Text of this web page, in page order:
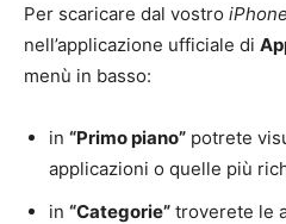
Per scaricare dal vostro iPhone
nell’applicazione ufficiale di
menù in basso:
in “Primo piano” potrete
applicazioni o quelle più
in “Categorie” troverete le